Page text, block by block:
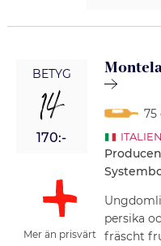
BETYG
14
170:-
Mer än prisvärt
75
ITALIEN
persika
fräscht